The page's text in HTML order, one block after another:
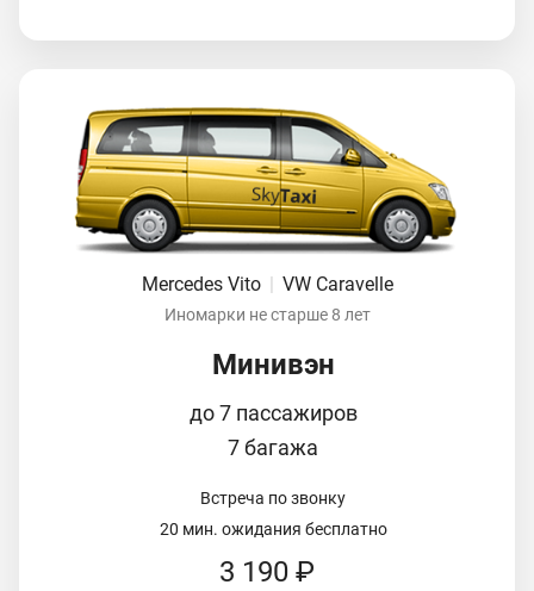
Mercedes Vito VW Caravelle
Иномарки не старше 8 лет
Минивэн
до 7 пассажиров
7 багажа
Встреча по звонку
20 мин. ожидания бесплатно
3 190 ₽